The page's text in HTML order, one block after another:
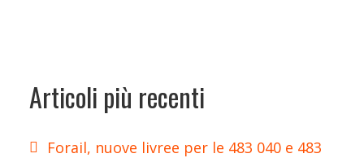
Articoli più recenti
Forail, nuove livree per le 483 040 e 483